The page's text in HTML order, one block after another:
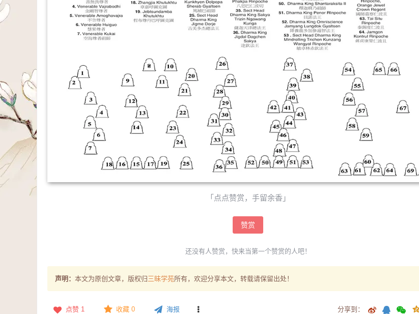
「点点赞赏，手留余香」
赞赏
还没有人赞赏，快来当第一个赞赏的人吧！
声明： 本文为原创文章，版权归 三昧学苑所有，欢迎分享本文，转载请保留出处！
点赞 1 收藏 0 海报 分享到：